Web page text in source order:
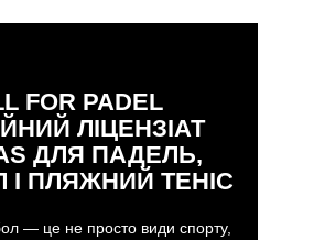
FOR PADEL
ЛІЦЕНЗІАТ
ДЛЯ ПАДЕЛЬ,
І ПЛЯЖНИЙ ТЕНІС
— це не просто види спорту,